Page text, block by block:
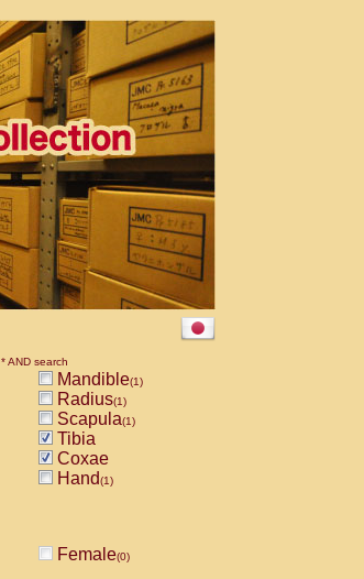
* AND search
Mandible(1)
Radius(1)
Scapula(1)
Tibia
Coxae
Hand(1)
Female(0)